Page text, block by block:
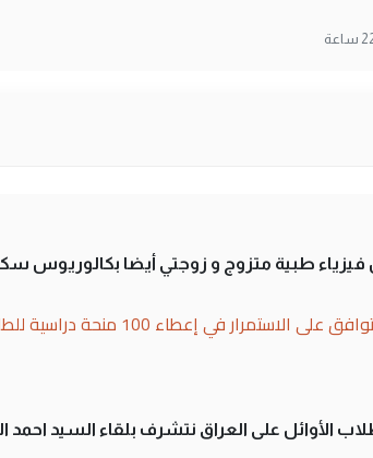
فيزياء طبية متزوج و زوجتي أيضا بكالوريوس
في إعطاء 100 منحة دراسية للطلبة العراقيين في جامعاتها سنويا
الأوائل على العراق نتشرف بلقاء السيد